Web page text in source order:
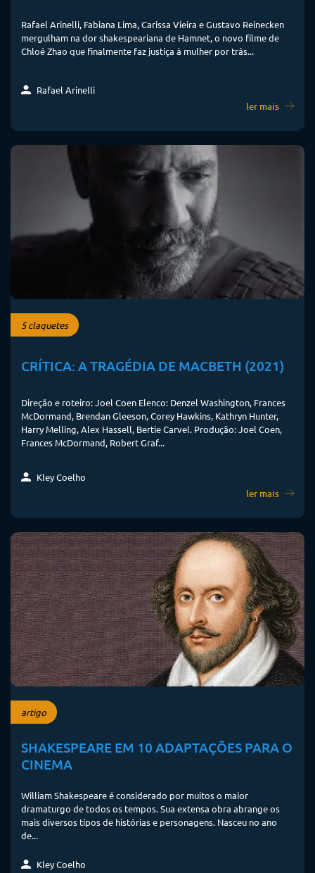
Rafael Arinelli, Fabiana Lima, Carissa Vieira e Gustavo Reinecken
mergulham na dor shakespeariana de Hamnet, o novo filme de
Chloé Zhao que finalmente faz justiça à mulher por trás...
Rafael Arinelli
ler mais
5 claquetes
CRÍTICA: A TRAGÉDIA DE MACBETH (2021)
Direção e roteiro: Joel Coen Elenco: Denzel Washington, Frances
McDormand, Brendan Gleeson, Corey Hawkins, Kathryn Hunter,
Harry Melling, Alex Hassell, Bertie Carvel. Produção: Joel Coen,
Frances McDormand, Robert Graf...
Kley Coelho
ler mais
artigo
SHAKESPEARE EM 10 ADAPTAÇÕES PARA O
CINEMA
William Shakespeare é considerado por muitos o maior
dramaturgo de todos os tempos. Sua extensa obra abrange os
mais diversos tipos de histórias e personagens. Nasceu no ano
de...
Kley Coelho